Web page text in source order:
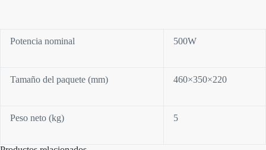
Potencia nominal 500W
Tamaño del paquete (mm) 460×350×220
Peso neto (kg) 5